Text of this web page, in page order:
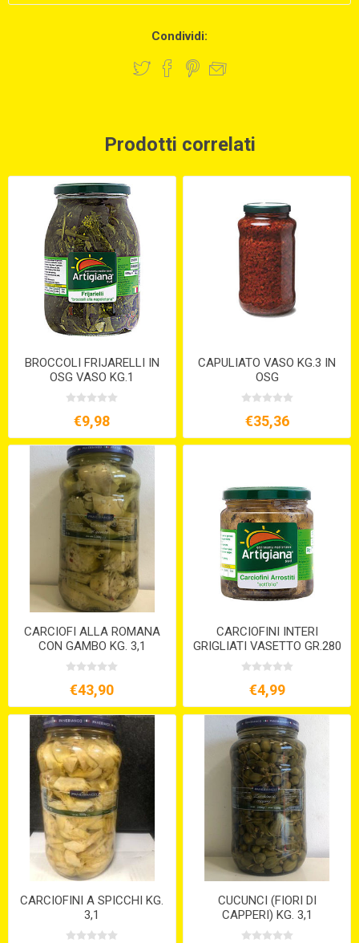
Condividi:
Prodotti correlati
BROCCOLI FRIJARELLI IN
OSG VASO KG.1
€9,98
CAPULIATO VASO KG.3 IN
OSG
€35,36
CARCIOFI ALLA ROMANA
CON GAMBO KG. 3,1
€43,90
CARCIOFINI INTERI
GRIGLIATI VASETTO GR.280
€4,99
CARCIOFINI A SPICCHI KG.
3,1
CUCUNCI (FIORI DI
CAPPERI) KG. 3,1